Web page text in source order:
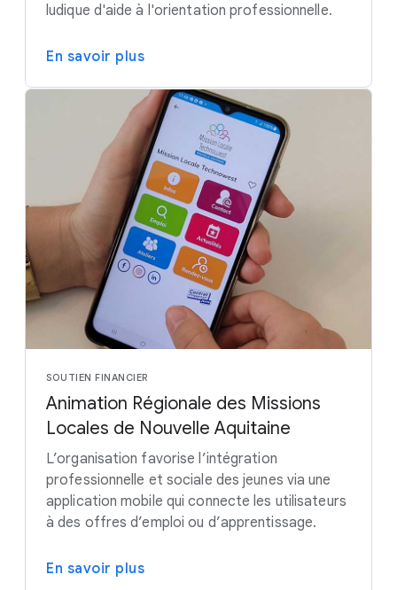
ludique d'aide à l'orientation professionnelle.
En savoir plus
SOUTIEN FINANCIER
Animation Régionale des Missions
Locales de Nouvelle Aquitaine
L’organisation favorise l’intégration
professionnelle et sociale des jeunes via une
application mobile qui connecte les utilisateurs
à des offres d’emploi ou d’apprentissage.
En savoir plus